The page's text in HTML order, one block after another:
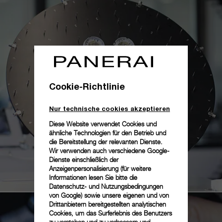
Cookie-Richtlinie
Nur technische cookies akzeptieren
Diese Website verwendet Cookies und
ähnliche Technologien für den Betrieb und
die Bereitstellung der relevanten Dienste.
Wir verwenden auch verschiedene Google-
Dienste einschließlich der
Anzeigenpersonalisierung (für weitere
Informationen lesen Sie bitte die
Datenschutz- und Nutzungsbedingungen
von Google) sowie unsere eigenen und von
Drittanbietern bereitgestellten analytischen
Cookies, um das Surferlebnis des Benutzers